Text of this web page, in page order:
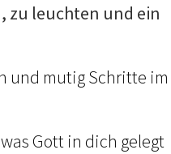
zu leuchten und ein
und mutig Schritte im
Gott in dich gelegt